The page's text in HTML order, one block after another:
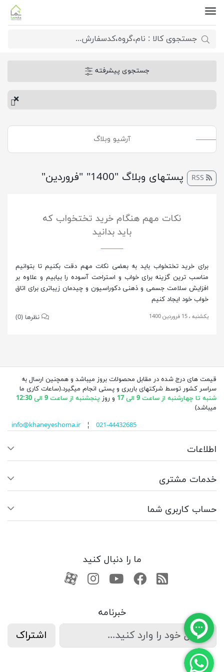
جستجوی پیشرفته
آرشیو وبلاگ
پست‎های وبلاگ "1400" "فروردین"
نکات مهم هنگام خرید تختخواب که
باید بدانید
برای خرید تختخواب باید به بعضی نکات مهم دقت بکنیم تا بتوانیم
مناسب ترین گزینه برای خواب و استراحت آسوده را بیابیم و علاوه بر
افزایش سلامت جسمی و ذهنی دکوراسیون و چیدمان زیباتری برای اتاق
خواب خود ایجاد کنیم
یکشنبه ، 15 فروردین 1400 نظرها (0)
قیمت های درج شده در مقابل محصولات بروز میباشد و همچنین ارسال به
سراسر کشور توسط شرکتهای باربری و پستی انجام میگیرد.(ساعات کاری ما
شنبه تا چهارشنبه از ساعت 9 الی 17
و روز پنجشنبه از ساعت 9 الی 12:30
میباشد)
info@khaneyeshoma.ir¦ 021-44432685
اطلاعات
خدمات مشتری
حساب کاربری شما
ما را دنبال کنید
RSSفیسبوکیوتیوبکانال آپارات
کانال آپارات
خبرنامه
اشتراک